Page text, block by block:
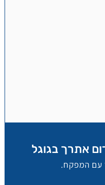
אתרך בגוגל
עם המפקח.